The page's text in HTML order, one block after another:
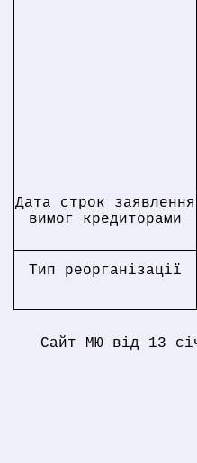
Дата строк заявлення
вимог кредиторами
Тип реорганізації
Сайт МЮ від 13